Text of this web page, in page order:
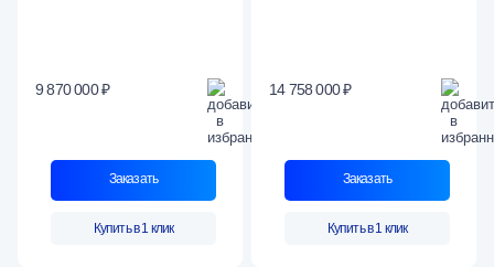
9 870 000 ₽
Заказать
Купить в 1 клик
14 758 000 ₽
Заказать
Купить в 1 клик